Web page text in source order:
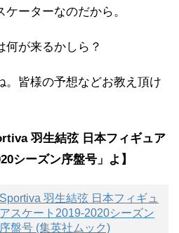
ーターなのだから。
何が来るかしら？
。皆様の予想などお教え頂け
羽生結弦 日本フィギュア
シーズン序盤号」よ】
Sportiva 羽生結弦 日本フィギュ
アスケート2019-2020シーズン
序盤号 (集英社ムック)